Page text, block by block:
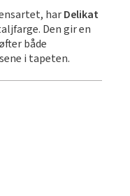
harDelikat
Den gir en
både
i tapeten.